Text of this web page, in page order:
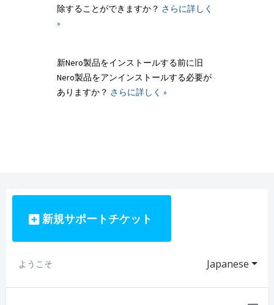
除することができますか？ さらに詳しく
»
新Nero製品をインストールする前に旧
Nero製品をアンインストールする必要が
ありますか？ さらに詳しく »
新規サポートチケット
Japanese
ようこそ